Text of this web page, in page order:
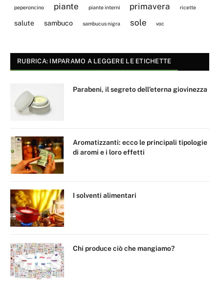
peperoncino piante piante interni primavera ricette
salute sambuco sambucus nigra sole voc
RUBRICA: IMPARAMO A LEGGERE LE ETICHETTE
Parabeni, il segreto dell’eterna giovinezza
Aromatizzanti: ecco le principali tipologie
di aromi e i loro effetti
I solventi alimentari
Chi produce ciò che mangiamo?